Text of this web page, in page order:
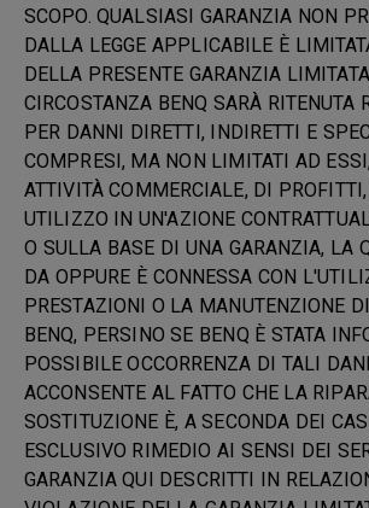
SCOPO. QUALSIASI GARANZIA NON
DALLA LEGGE APPLICABILE È
DELLA PRESENTE GARANZIA
CIRCOSTANZA BENQ SARÀ RITENUTA
PER DANNI DIRETTI, INDIRETTI E
COMPRESI, MA NON LIMITATI AD
ATTIVITÀ COMMERCIALE, DI
UTILIZZO IN UN'AZIONE
O SULLA BASE DI UNA GARANZIA, LA
DA OPPURE È CONNESSA CON
PRESTAZIONI O LA MANUTENZIONE
BENQ, PERSINO SE BENQ È STATA
POSSIBILE OCCORRENZA DI TALI
ACCONSENTE AL FATTO CHE LA
SOSTITUZIONE È, A SECONDA DEI
ESCLUSIVO RIMEDIO AI SENSI DEI
GARANZIA QUI DESCRITTI IN